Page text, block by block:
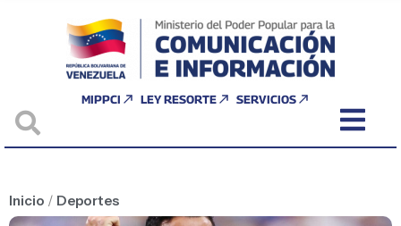
MIPPCI LEY RESORTE SERVICIOS
Inicio / Deportes